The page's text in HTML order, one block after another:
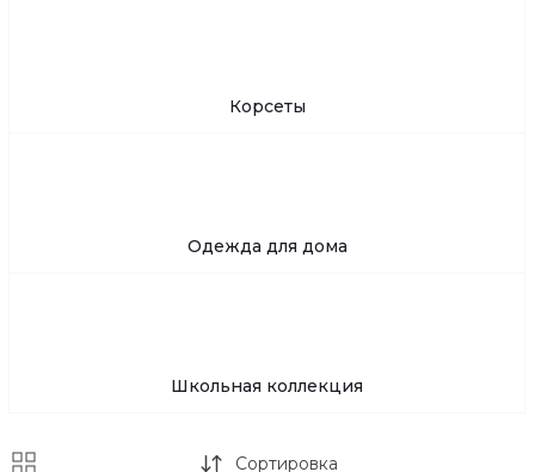
Корсеты
Одежда для дома
Школьная коллекция
Сортировка